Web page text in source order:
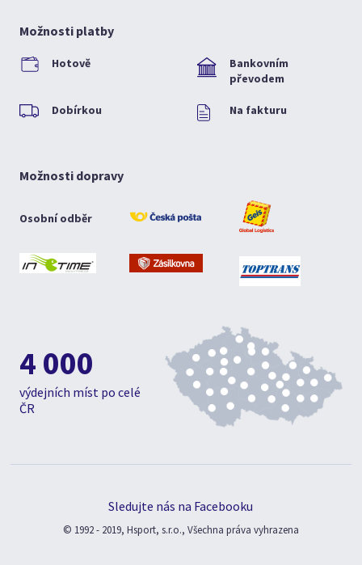
Možnosti platby
Hotově
Bankovním
převodem
Dobírkou Na fakturu
Možnosti dopravy
Osobní odběr
4 000
výdejních míst po celé
ČR
Sledujte nás na Facebooku
© 1992 - 2019, Hsport, s.r.o., Všechna práva vyhrazena